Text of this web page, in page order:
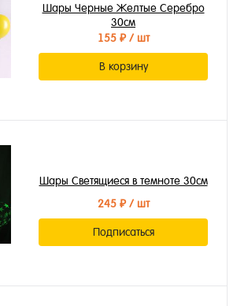
Шары Черные Желтые Серебро
30см
155 ₽/ шт
В корзину
Шары Светящиеся в темноте 30см
245 ₽/ шт
Подписаться